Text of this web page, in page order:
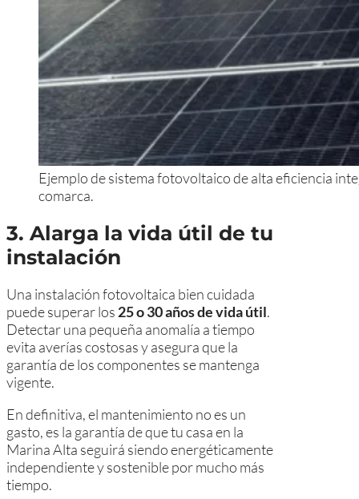
Ejemplo de sistema fotovoltaico de alta eficiencia
comarca.
3. Alarga la vida útil de tu
instalación
Una instalación fotovoltaica bien cuidada
puede superar los 25 o 30 años de vida útil.
Detectar una pequeña anomalía a tiempo
evita averías costosas y asegura que la
garantía de los componentes se mantenga
vigente.
En definitiva, el mantenimiento no es un
gasto, es la garantía de que tu casa en la
Marina Alta seguirá siendo energéticamente
independiente y sostenible por mucho más
tiempo.